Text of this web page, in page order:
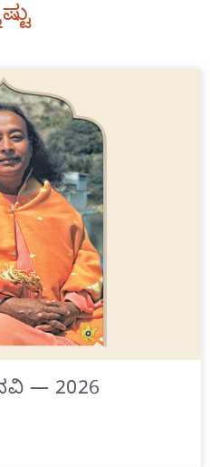
— 2026